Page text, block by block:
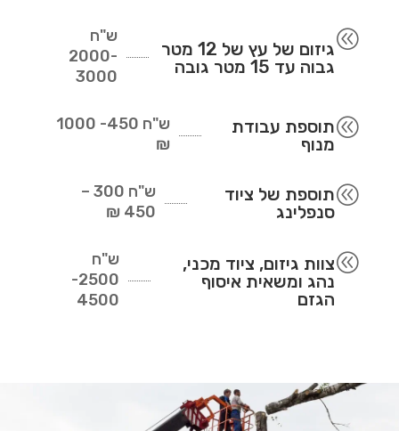
@
גיזום של עץ של 12 מטר
גבוה עד 15 מטר גובה
ש"ח
2000-
3000
@תוספת עבודת
מנוף
ש"ח
450- 1000
₪
@תוספת של ציוד
סנפלינג
ש"ח
300 –
450 ₪
@צוות גיזום, ציוד מכני,
נהג ומשאית איסוף
הגזם
ש"ח
2500-
4500